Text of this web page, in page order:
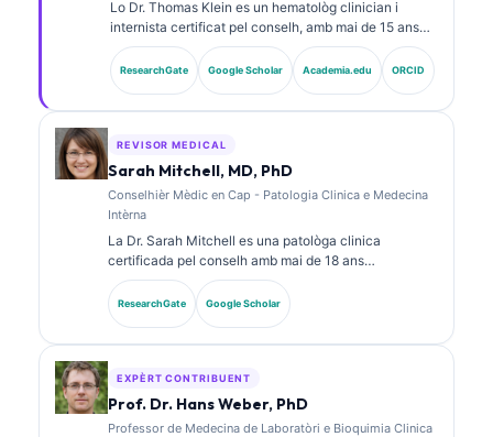
Lo Dr. Thomas Klein es un hematològ clinician i
internista certificat pel conselh, amb mai de 15 ans
d’experiència en medicina de laboratòri e anàlisi
clinica assistida per IA. Com a director mèdic a
Kantesti AI, proveís una supervisió clinica de
biomarcadors e los diagnòstics de laboratòri en
temes de medicina de laboratòri.
ResearchGate Google Scholar Academia.edu ORCID
REVISOR MEDICAL
Sarah Mitchell, MD, PhD
Conselhièr Mèdic en Cap - Patologia Clinica e Medecina
Intèrna
La Dr. Sarah Mitchell es una patològa clinica
certificada pel conselh amb mai de 18 ans
d’experiéncia en medicina de laboratòri e analisi
diagnostica. Tèn de certificacions d’especialitat en
quimia clinica e a publicat fòrça sus de panèls de
ResearchGate Google Scholar
EXPÈRT CONTRIBUENT
Prof. Dr. Hans Weber, PhD
Professor de Medecina de Laboratòri e Bioquimia Clinica